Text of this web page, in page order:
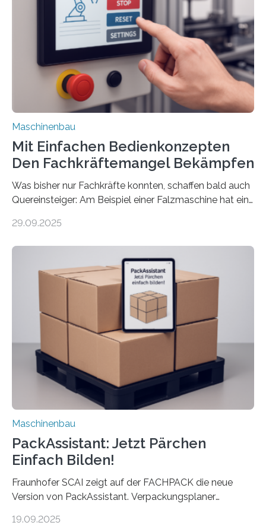
Maschinenbau
Mit Einfachen Bedienkonzepten
Den Fachkräftemangel Bekämpfen
Was bisher nur Fachkräfte konnten, schaffen bald auch
Quereinsteiger: Am Beispiel einer Falzmaschine hat ein
Mensch-Maschine-Schnittstelle so sehr vereinfacht,
Die zugrunde liegende Methodik lässt sich auf alle
anderen Maschinen übertragen. Eine Falzmaschine
umzurüsten ist ein Job für echte Profis. Eine solche
Maschine faltet in Druckereien Broschüren, Prospekte,
Landkarten und vieles mehr – mehrere Zehntausend
Exemplare pro Stunde. Je nach Maschinentyp und
Auftrag kann das Umrüsten…
29.09.2025
Maschinenbau
PackAssistant: Jetzt Pärchen
Einfach Bilden!
Fraunhofer SCAI zeigt auf der FACHPACK die neue
Version von PackAssistant. Verpackungsplaner
Automobil, Maschinenbau und in der Zulieferindustrie.
19.09.2025